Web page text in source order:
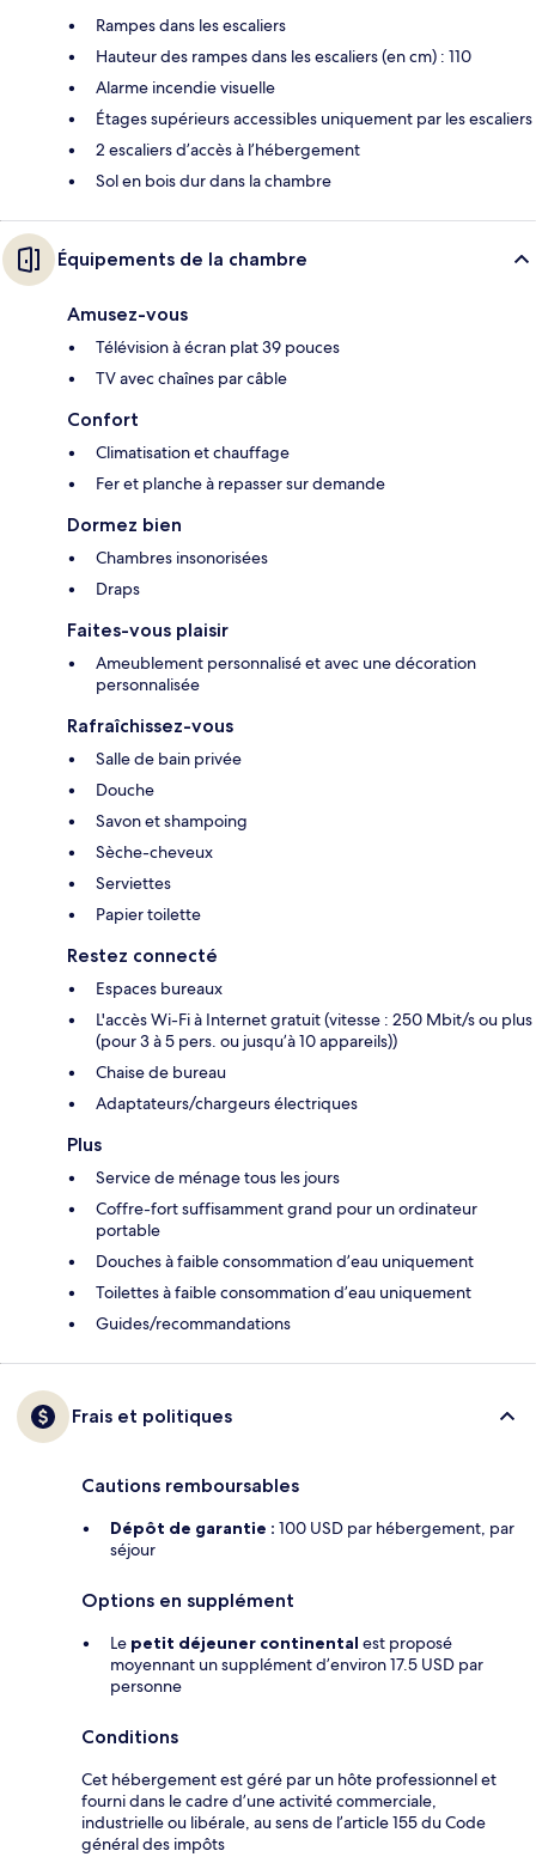
Rampes dans les escaliers
Hauteur des rampes dans les escaliers (en cm) : 110
Alarme incendie visuelle
Étages supérieurs accessibles uniquement par les escaliers
2 escaliers d’accès à l’hébergement
Sol en bois dur dans la chambre
Équipements de la chambre
Amusez-vous
Télévision à écran plat 39 pouces
TV avec chaînes par câble
Confort
Climatisation et chauffage
Fer et planche à repasser sur demande
Dormez bien
Chambres insonorisées
Draps
Faites-vous plaisir
Ameublement personnalisé et avec une décoration
personnalisée
Rafraîchissez-vous
Salle de bain privée
Douche
Savon et shampoing
Sèche-cheveux
Serviettes
Papier toilette
Restez connecté
Espaces bureaux
L'accès Wi-Fi à Internet gratuit (vitesse : 250 Mbit/s ou plus
(pour 3 à 5 pers. ou jusqu’à 10 appareils))
Chaise de bureau
Adaptateurs/chargeurs électriques
Plus
Service de ménage tous les jours
Coffre-fort suffisamment grand pour un ordinateur
portable
Douches à faible consommation d’eau uniquement
Toilettes à faible consommation d’eau uniquement
Guides/recommandations
Frais et politiques
Cautions remboursables
Dépôt de garantie : 100 USD par hébergement, par
séjour
Options en supplément
Le petit déjeuner continental est proposé
moyennant un supplément d’environ 17.5 USD par
personne
Conditions
Cet hébergement est géré par un hôte professionnel et
fourni dans le cadre d’une activité commerciale,
industrielle ou libérale, au sens de l’article 155 du Code
général des impôts